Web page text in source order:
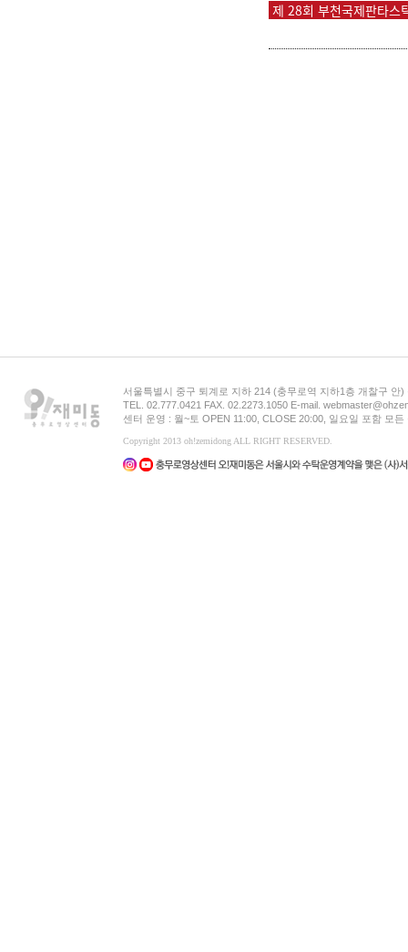
제 28회 부천국제판타스
서울특별시 중구 퇴계로 지하 214 (충무로역 지하1층 개찰구 안
TEL. 02.777.0421 FAX. 02.2273.1050 E-mail.
센터 운영 : 월~토 OPEN 11:00, CLOSE 20:00, 일요일 포함 모
Copyright 2013 oh!zemidong ALL RIGHT RESERVED.